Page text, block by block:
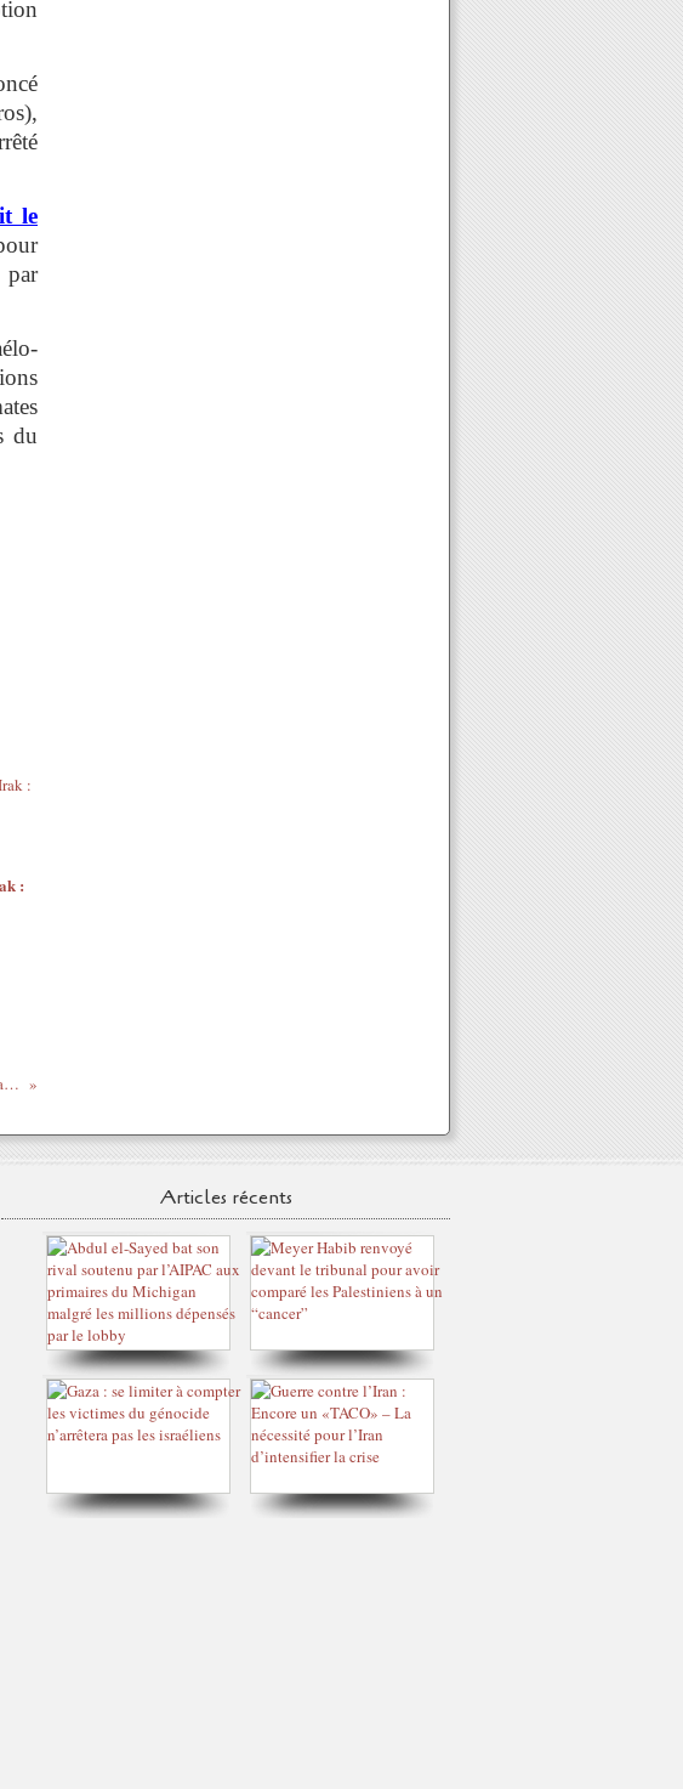
le
du
:
Pourparlers de paix ou une arnaque de plus entre l’Iran & les États-Unis ?
Articles récents